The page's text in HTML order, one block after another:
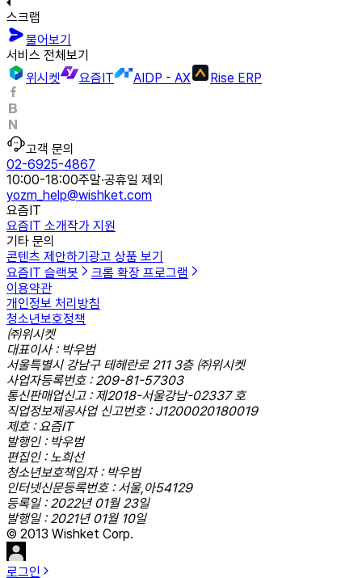
스크랩
물어보기
서비스 전체보기
위시켓
요즘IT AIDP - AX Rise ERP
고객 문의
02-6925-4867
10:00-18:00주말·공휴일 제외
yozm_help@wishket.com
요즘IT
요즘IT 소개작가 지원
기타 문의
콘텐츠 제안하기 광고 상품 보기
요즘IT 슬랙봇
크롬 확장 프로그램
이용약관
개인정보 처리방침
청소년보호정책
㈜위시켓
대표이사 : 박우범
서울특별시 강남구 테헤란로 211 3층 ㈜위시켓
사업자등록번호 : 209-81-57303
통신판매업신고 : 제2018-서울강남-02337 호
직업정보제공사업 신고번호 : J1200020180019
제호 : 요즘IT
발행인 : 박우범
편집인 : 노희선
청소년보호책임자 : 박우범
인터넷신문등록번호 : 서울,아54129
등록일 : 2022년 01월 23일
발행일 : 2021년 01월 10일
© 2013 Wishket Corp.
로그인